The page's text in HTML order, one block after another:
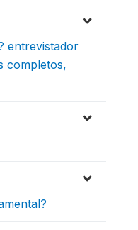
entrevistador
completos,